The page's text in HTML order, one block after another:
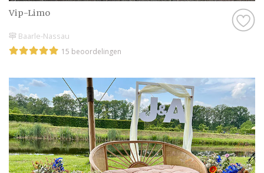
Vip-Limo
Baarle-Nassau
15 beoordelingen